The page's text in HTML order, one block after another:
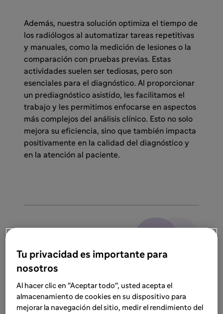
Además, nuestra solución optimiza el tiempo de
los radiólogos al automatizar tareas repetitivas
y manuales, como la medición de lesiones o la
comparación con pruebas previas. Estas
actividades suelen ser tediosas, pero son
esenciales para el diagnóstico. Al proporcionar
un prediagnóstico asistido, les facilitamos el
trabajo y les permitimos enfocarse en aspectos
más complejos del análisis clínico. Esto no solo
mejora su eficiencia, sino que también impacta
positivamente en la calidad del diagnóstico y
en la atención al paciente.
el diagnóstico, sino que también
optimiza el tiempo del radiólogo al
automatizar tareas tediosas,
permitiéndole enfocarse en lo
realmente importante.
Tu privacidad es importante para
nosotros
Al hacer clic en "Aceptar todo", usted acepta el
almacenamiento de cookies en su dispositivo para
mejorar la navegación del sitio, medir el rendimiento del